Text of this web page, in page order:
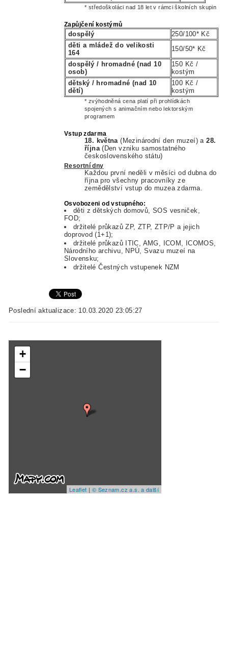
* středoškoláci nad 18 let v rámci školních skupin
Zapůjčení kostýmů
dospělý
250/100* Kč
děti a mládež do velikosti
164
150/50* Kč
dospělý / hromadné (nad 10
osob)
150 Kč /
kostým
dětský / hromadné (nad 10
dětí)
100 Kč /
kostým
* zvýhodněná cena platí při prohlídkách
spojených s animačním nebo lektorským
programem
Vstup zdarma
18. května ( Mezinárodní den muzeí) a28.
října(Den vzniku samostatného
československého státu)
Resortní dny
Každou první neděli v měsíci od dubna do
října pro všechny pracovníky ze
zemědělství vstup do muzea zdarma.
Osvobozeni od vstupného:
děti z dětských domovů, SOS vesniček,
FOD;
držitelé průkazů ZP, ZTP, ZTP/P a jejich
doprovod (1+1);
držitelé průkazů ITIC, AMG, ICOM, ICOMOS,
Národního archivu, NPÚ, Svazu muzeí na
Slovensku;
držitelé Čestných vstupenek NZM
Poslední aktualizace: 10.03.2020 23:05:27
+
−
Leaflet | © Seznam.cz a.s. a další